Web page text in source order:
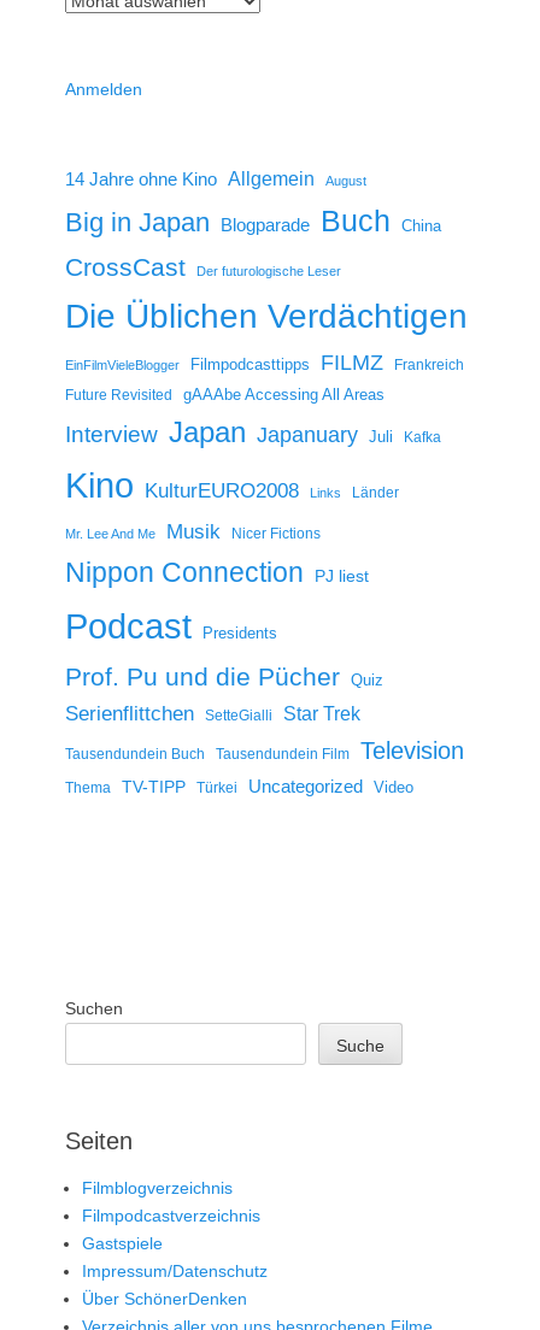
Anmelden
14 Jahre ohne Kino Allgemein August
Big in Japan Blogparade Buch China
CrossCast Der futurologische Leser
Die Üblichen Verdächtigen
EinFilmVieleBlogger Filmpodcasttipps FILMZ
Frankreich
Future Revisited
gAAAbe Accessing All Areas
Interview Japan Japanuary Juli Kafka
Kino KulturEURO2008 Links Länder
Mr. Lee And Me Musik Nicer Fictions
Nippon Connection PJ liest
Podcast Presidents
Prof. Pu und die Pücher Quiz
Serienflittchen SetteGialli Star Trek
Tausendundein Buch Tausendundein Film Television
Thema TV-TIPP Türkei Uncategorized Video
Suchen
Suche
Seiten
Filmblogverzeichnis
Filmpodcastverzeichnis
Gastspiele
Impressum/Datenschutz
Über SchönerDenken